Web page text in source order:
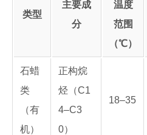
类型
主要成
分
温度
范围
（℃）
石蜡
类
（有
机）
正构烷
烃（C1
4–C3
0）
18–35